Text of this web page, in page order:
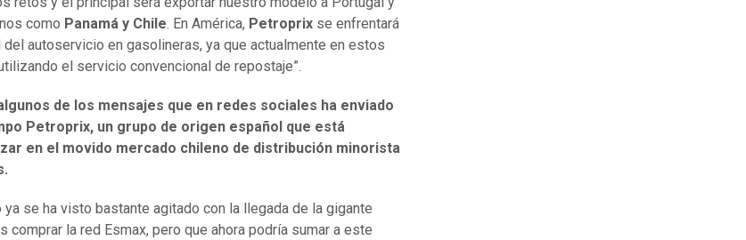
como Panamá y Chile. En América, Petroprix se enfrentará
del autoservicio en gasolineras, ya que actualmente en estos
el servicio convencional de repostaje”.
de los mensajes que en redes sociales ha enviado
Petroprix, un grupo de origen español que está
en el movido mercado chileno de distribución minorista
ya se ha visto bastante agitado con la llegada de la gigante
comprar la red Esmax, pero que ahora podría sumar a este